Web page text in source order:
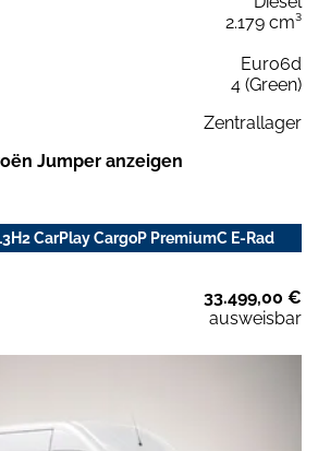
2.179 cm³
Euro6d
4 (Green)
Zentrallager
Jumper anzeigen
CarPlay CargoP PremiumC E-Rad
33.499,00 €
ausweisbar